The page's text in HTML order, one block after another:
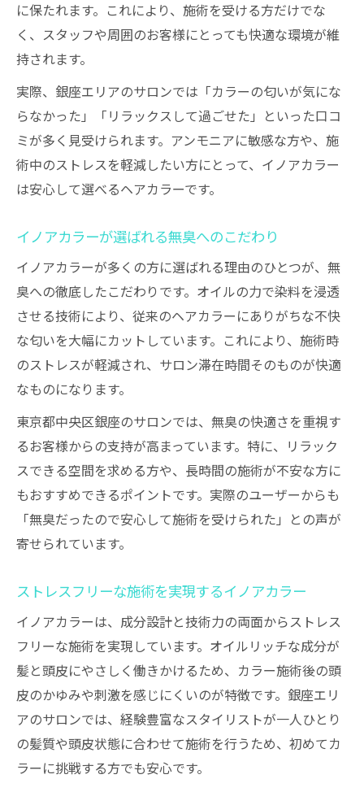
に保たれます。これにより、施術を受ける方だけでな
く、スタッフや周囲のお客様にとっても快適な環境が維
持されます。
実際、銀座エリアのサロンでは「カラーの匂いが気にな
らなかった」「リラックスして過ごせた」といった口コ
ミが多く見受けられます。アンモニアに敏感な方や、施
術中のストレスを軽減したい方にとって、イノアカラー
は安心して選べるヘアカラーです。
イノアカラーが選ばれる無臭へのこだわり
イノアカラーが多くの方に選ばれる理由のひとつが、無
臭への徹底したこだわりです。オイルの力で染料を浸透
させる技術により、従来のヘアカラーにありがちな不快
な匂いを大幅にカットしています。これにより、施術時
のストレスが軽減され、サロン滞在時間そのものが快適
なものになります。
東京都中央区銀座のサロンでは、無臭の快適さを重視す
るお客様からの支持が高まっています。特に、リラック
スできる空間を求める方や、長時間の施術が不安な方に
もおすすめできるポイントです。実際のユーザーからも
「無臭だったので安心して施術を受けられた」との声が
寄せられています。
ストレスフリーな施術を実現するイノアカラー
イノアカラーは、成分設計と技術力の両面からストレス
フリーな施術を実現しています。オイルリッチな成分が
髪と頭皮にやさしく働きかけるため、カラー施術後の頭
皮のかゆみや刺激を感じにくいのが特徴です。銀座エリ
アのサロンでは、経験豊富なスタイリストが一人ひとり
の髪質や頭皮状態に合わせて施術を行うため、初めてカ
ラーに挑戦する方でも安心です。